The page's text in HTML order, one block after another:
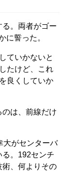
。両者がゴー
に誓った。
ていかないと
たけど、これ
良くしていか
は、前線だけ
がセンターバ
。192センチ
、何よりその